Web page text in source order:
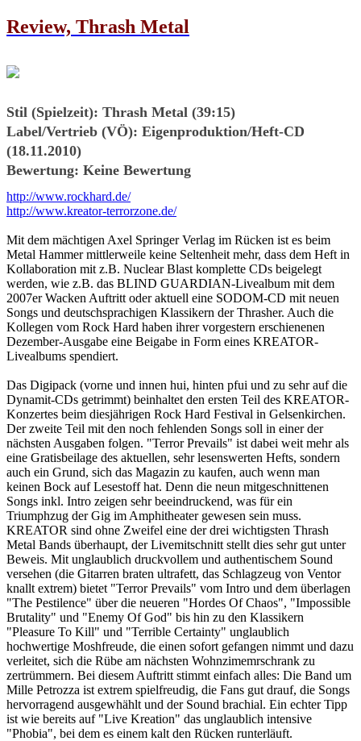
Review, Thrash Metal
Stil (Spielzeit): Thrash Metal (39:15)
Label/Vertrieb (VÖ): Eigenproduktion/Heft-CD
(18.11.2010)
Bewertung: Keine Bewertung
http://www.rockhard.de/
http://www.kreator-terrorzone.de/
Mit dem mächtigen Axel Springer Verlag im Rücken ist es beim
Metal Hammer mittlerweile keine Seltenheit mehr, dass dem Heft in
Kollaboration mit z.B. Nuclear Blast komplette CDs beigelegt
werden, wie z.B. das BLIND GUARDIAN-Livealbum mit dem
2007er Wacken Auftritt oder aktuell eine SODOM-CD mit neuen
Songs und deutschsprachigen Klassikern der Thrasher. Auch die
Kollegen vom Rock Hard haben ihrer vorgestern erschienenen
Dezember-Ausgabe eine Beigabe in Form eines KREATOR-
Livealbums spendiert.
Das Digipack (vorne und innen hui, hinten pfui und zu sehr auf die
Dynamit-CDs getrimmt) beinhaltet den ersten Teil des KREATOR-
Konzertes beim diesjährigen Rock Hard Festival in Gelsenkirchen.
Der zweite Teil mit den noch fehlenden Songs soll in einer der
nächsten Ausgaben folgen. "Terror Prevails" ist dabei weit mehr als
eine Gratisbeilage des aktuellen, sehr lesenswerten Hefts, sondern
auch ein Grund, sich das Magazin zu kaufen, auch wenn man
keinen Bock auf Lesestoff hat. Denn die neun mitgeschnittenen
Songs inkl. Intro zeigen sehr beeindruckend, was für ein
Triumphzug der Gig im Amphitheater gewesen sein muss.
KREATOR sind ohne Zweifel eine der drei wichtigsten Thrash
Metal Bands überhaupt, der Livemitschnitt stellt dies sehr gut unter
Beweis. Mit unglaublich druckvollem und authentischem Sound
versehen (die Gitarren braten ultrafett, das Schlagzeug von Ventor
knallt extrem) bietet "Terror Prevails" vom Intro und dem überlagen
"The Pestilence" über die neueren "Hordes Of Chaos", "Impossible
Brutality" und "Enemy Of God" bis hin zu den Klassikern
"Pleasure To Kill" und "Terrible Certainty" unglaublich
hochwertige Moshfreude, die einen sofort gefangen nimmt und dazu
verleitet, sich die Rübe am nächsten Wohnzimemrschrank zu
zertrümmern. Bei diesem Auftritt stimmt einfach alles: Die Band um
Mille Petrozza ist extrem spielfreudig, die Fans gut drauf, die Songs
hervorragend ausgewhählt und der Sound brachial. Ein echter Tipp
ist wie bereits auf "Live Kreation" das unglaublich intensive
"Phobia", bei dem es einem kalt den Rücken runterläuft.